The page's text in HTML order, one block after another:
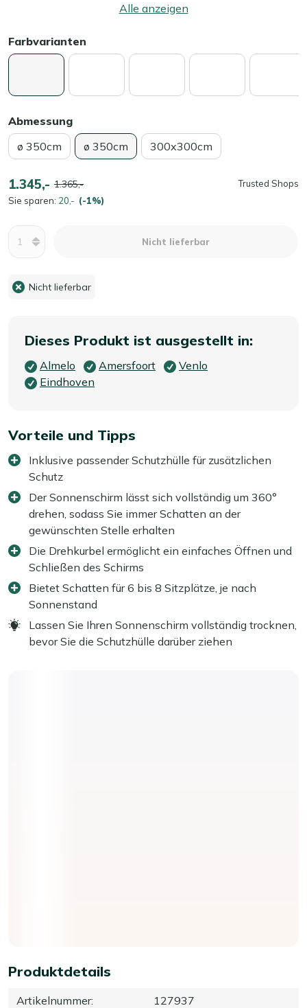
Alle anzeigen
Farbvarianten
Abmessung
ø 350cm
ø 350cm 300x300cm
1.345,- 1.365,-
Sie sparen: 20,- (-1%)
Trusted Shops
Nicht lieferbar
Nicht lieferbar
Produktdetails
Artikelnummer:
127937
Dieses Produkt ist ausgestellt in:
Almelo Amersfoort
Venlo
Eindhoven
Vorteile und Tipps
Inklusive passender Schutzhülle für zusätzlichen
Schutz
Der Sonnenschirm lässt sich vollständig um 360°
drehen, sodass Sie immer Schatten an der
gewünschten Stelle erhalten
Die Drehkurbel ermöglicht ein einfaches Öffnen und
Schließen des Schirms
Bietet Schatten für 6 bis 8 Sitzplätze, je nach
Sonnenstand
Lassen Sie Ihren Sonnenschirm vollständig trocknen,
bevor Sie die Schutzhülle darüber ziehen